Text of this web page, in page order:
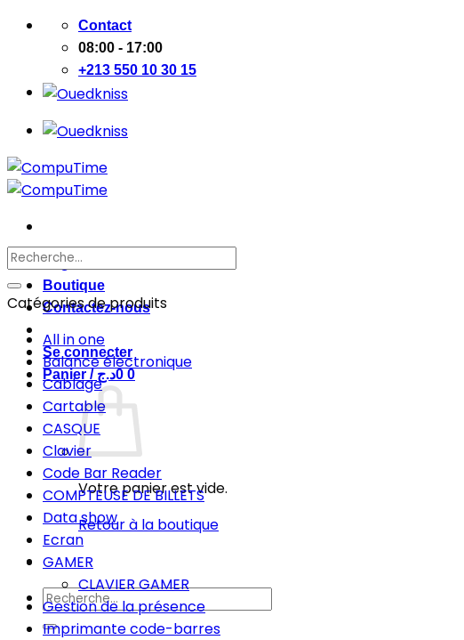
Passer
contenu
Contact
08:00 - 17:00
+213 550 10 30 15
Page d’accueil
Boutique
Contactez-nous
Se connecter
Panier /
0د.ج 0
Votre panier est vide.
Retour à la boutique
Recherche
pour :
Recherche
pour :
Catégories de produits
All in one
Balance électronique
Cablage
Cartable
CASQUE
Clavier
Code Bar Reader
COMPTEUSE DE BILLETS
Data show
Ecran
GAMER
CLAVIER GAMER
Gestion de la présence
Imprimante code-barres